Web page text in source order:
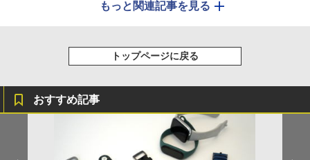
もっと関連記事を見る
トップページに戻る
おすすめ記事